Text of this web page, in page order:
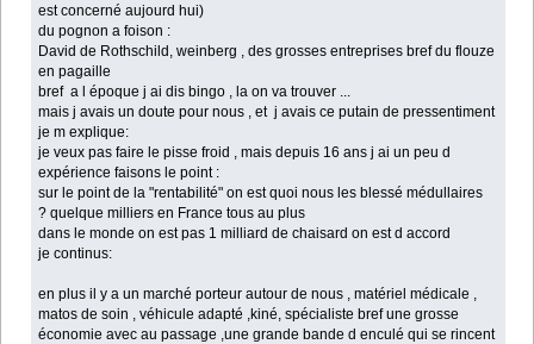
est concerné aujourd hui)
du pognon a foison :
David de Rothschild, weinberg , des grosses entreprises bref du flouze
en pagaille
bref a l époque j ai dis bingo , la on va trouver ...
mais j avais un doute pour nous , et j avais ce putain de pressentiment
je m explique:
je veux pas faire le pisse froid , mais depuis 16 ans j ai un peu d
expérience faisons le point :
sur le point de la "rentabilité" on est quoi nous les blessé médullaires
? quelque milliers en France tous au plus
dans le monde on est pas 1 milliard de chaisard on est d accord
je continus:
en plus il y a un marché porteur autour de nous , matériel médicale ,
matos de soin , véhicule adapté ,kiné, spécialiste bref une grosse
économie avec au passage ,une grande bande d enculé qui se rincent